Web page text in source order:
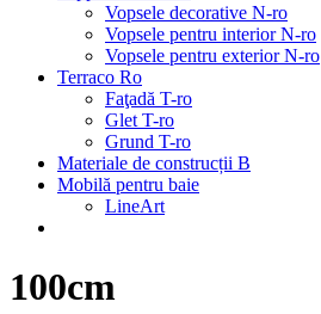
Vopsele decorative N-ro
Vopsele pentru interior N-ro
Vopsele pentru exterior N-ro
Terraco Ro
Faţadă T-ro
Glet T-ro
Grund T-ro
Materiale de construcții B
Mobilă pentru baie
LineArt
100cm